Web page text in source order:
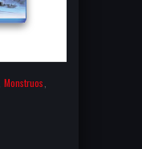
Monstruos